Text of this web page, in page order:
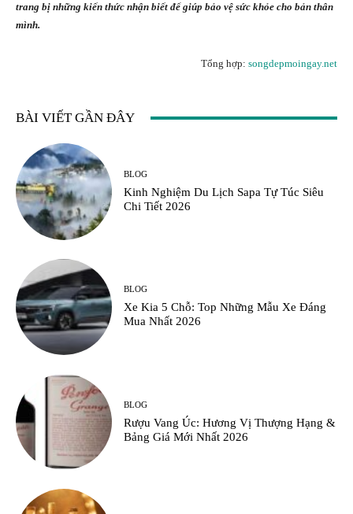
trang bị những kiến thức nhận biết để giúp bảo vệ sức khỏe cho bản thân
mình.
Tổng hợp: songdepmoingay.net
BÀI VIẾT GẦN ĐÂY
BLOG
Kinh Nghiệm Du Lịch Sapa Tự Túc Siêu
Chi Tiết 2026
BLOG
Xe Kia 5 Chỗ: Top Những Mẫu Xe Đáng
Mua Nhất 2026
BLOG
Rượu Vang Úc: Hương Vị Thượng Hạng &
Bảng Giá Mới Nhất 2026